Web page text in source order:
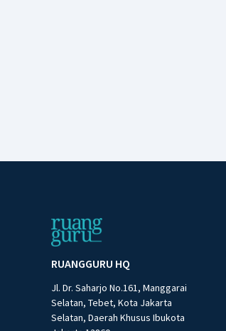
RUANGGURU HQ
Jl. Dr. Saharjo No.161, Manggarai
Selatan, Tebet, Kota Jakarta
Selatan, Daerah Khusus Ibukota